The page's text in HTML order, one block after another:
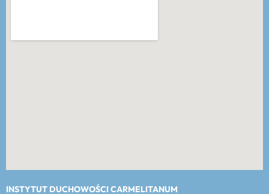
INSTYTUT DUCHOWOŚCI CARMELITANUM